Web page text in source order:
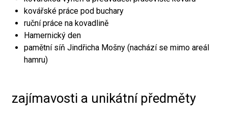
kovářské práce pod buchary
ruční práce na kovadlině
Hamernický den
pamětní síň Jindřicha Mošny (nachází se mimo areál
hamru)
zajímavosti a unikátní předměty